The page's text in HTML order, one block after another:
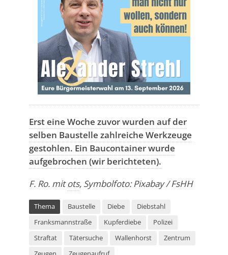
Erst eine Woche zuvor wurden auf der
selben Baustelle zahlreiche Werkzeuge
gestohlen. Ein Baucontainer wurde
aufgebrochen (wir berichteten).
F. Ro. mitots, Symbolfoto: Pixabay / FsHH
Thema Baustelle Diebe
Diebstahl
Franksmannstraße
Kupferdiebe
Polizei
Straftat
Tätersuche Wallenhorst
Zentrum